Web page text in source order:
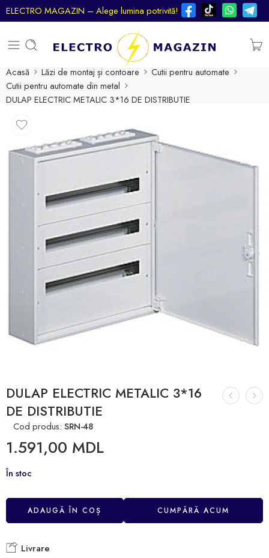
ELECTRO MAGAZIN – Alege lumina potrivită!
Acasă Lăzi de montaj și contoare
Cutii pentru automate
Cutii pentru automate din metal
DULAP ELECTRIC METALIC 3*16 DE DISTRIBUTIE
DULAP ELECTRIC METALIC 3*16
DE DISTRIBUTIE
Cod produs: SRN-48
1.591,00 MDL
În stoc
ADAUGĂ ÎN COȘ CUMPĂRĂ ACUM
Livrare